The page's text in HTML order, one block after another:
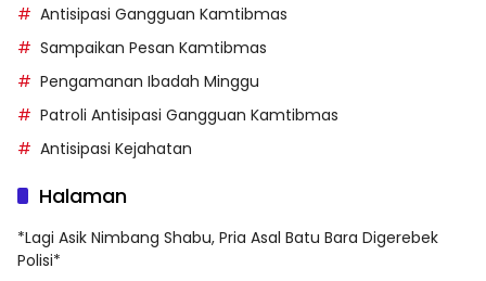
Antisipasi Gangguan Kamtibmas
Sampaikan Pesan Kamtibmas
Pengamanan Ibadah Minggu
Patroli Antisipasi Gangguan Kamtibmas
Antisipasi Kejahatan
Halaman
*Lagi Asik Nimbang Shabu, Pria Asal Batu Bara Digerebek
Polisi*